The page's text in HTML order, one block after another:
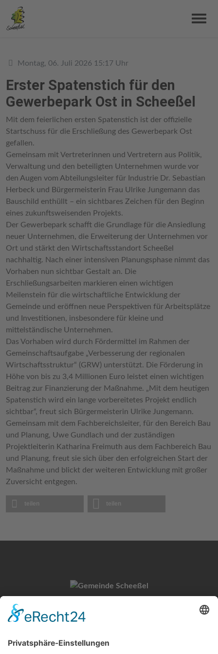
DetailsMontag, 06. Juli 2026 15:17 Uhr
Erster Spatenstich für den
Gewerbepark Ost in Scheeßel
Mit dem feierlichen ersten Spatenstich ist der offizielle
Startschuss für die Erschließung des Gewerbepark Ost
gefallen.
Gemeinsam mit Vertreterinnen und Vertretern aus Politik,
Verwaltung und den beteiligten Unternehmen wurde vor
den Augen vom Abteilungsleiter für Industrie Dr. Sebastian
Herbeck und Bürgermeisterin Frau Ulrike Jungemann das
Bauschild enthüllt – ein sichtbares Zeichen für den Beginn
eines zukunftsweisenden Projekts.
Der Gewerbepark schafft die Grundlage für die Ansiedlung
neuer Unternehmen, die Erweiterung der Unternehmen vor
Ort und stärkt den Wirtschaftsstandort Scheeßel
nachhaltig. Nach einer intensiven Planungsphase nimmt das
Vorhaben nun sichtbar Gestalt an. Die
Erschließungsarbeiten markieren einen wichtigen
Meilenstein für die wirtschaftliche Entwicklung der
Gemeinde und eröffnen neue Perspektiven für Arbeitsplätze
und Investitionen, insbesondere für kleine und
mittelständische Unternehmen.
Das Vorhaben wird durch Fördermittel im Rahmen der
Gemeinschaftsaufgabe „Verbesserung der regionalen
Wirtschaftsstruktur“ (GRW) unterstützt. Die Förderung in
Höhe von bis zu 3,4 Millionen Euro leistet einen wichtigen
Beitrag zur Finanzierung der Maßnahme. „Mit dem heutigen
Spatenstich wird ein lange vorbereitetes Projekt endlich
sichtbar“, freut sich Bürgermeisterin Ulrike Jungemann.
Gemeinsam mit dem Fachbereichsleiter, für den Bereich Bau
und Planung, Uwe Gundlach und der zuständigen
Projektleiterin Katharina Freimuth aus dem Fachbereich Bau
und Planung, freut sie sich über den erfolgreichen Start der
Maßnahme und blickt der weiteren Entwicklung mit großer
Zuversicht entgegen.
teilen teilen
Gemeinde Scheeßel
27383 Scheeßel